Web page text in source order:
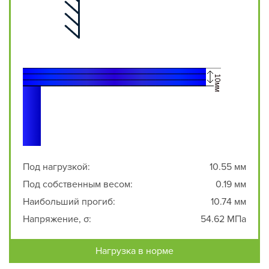
Под нагрузкой:
10.55 мм
Под собственным весом:
0.19 мм
Наибольший прогиб:
10.74 мм
Напряжение, σ:
54.62 МПа
Нагрузка в норме